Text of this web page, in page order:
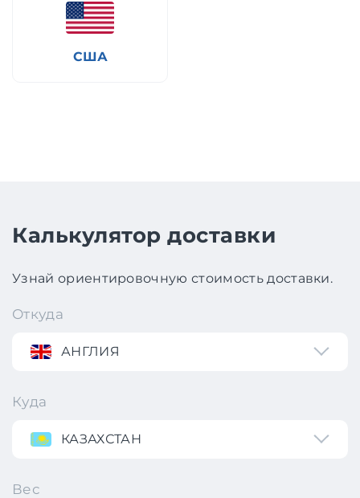
США
Калькулятор доставки
Узнай ориентировочную стоимость доставки.
Откуда
АНГЛИЯ
Куда
КАЗАХСТАН
Вес